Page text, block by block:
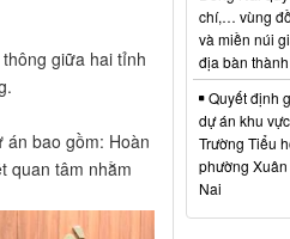
giữa hai tỉnh
án bao gồm: Hoàn
quan tâm nhằm
chí,… vùng
và miền núi
địa bàn
Quyết định
dự án khu
Trường Tiểu
phường
Nai